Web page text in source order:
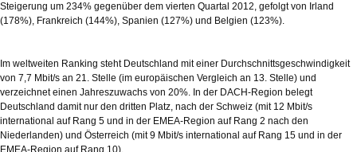
Steigerung um 234% gegenüber dem vierten Quartal 2012, gefolgt von Irland
(178%), Frankreich (144%), Spanien (127%) und Belgien (123%).
Im weltweiten Ranking steht Deutschland mit einer Durchschnittsgeschwindigkeit
von 7,7 Mbit/s an 21. Stelle (im europäischen Vergleich an 13. Stelle) und
verzeichnet einen Jahreszuwachs von 20%. In der DACH-Region belegt
Deutschland damit nur den dritten Platz, nach der Schweiz (mit 12 Mbit/s
international auf Rang 5 und in der EMEA-Region auf Rang 2 nach den
Niederlanden) und Österreich (mit 9 Mbit/s international auf Rang 15 und in der
EMEA-Region auf Rang 10).